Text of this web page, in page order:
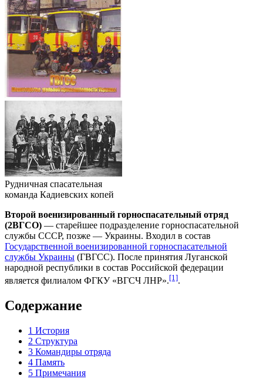
Рудничная спасательная
команда Кадиевских копей
Второй военизированный горноспасательный отряд
(2ВГСО) — старейшее подразделение горноспасательной
службы СССР, позже — Украины. Входил в состав
Государственной военизированной горноспасательной
службы Украины (ГВГСС). После принятия Луганской
народной республики в состав Российской федерации
является филиалом ФГКУ «ВГСЧ ЛНР».[1].
Содержание
1 История
2 Структура
3 Командиры отряда
4 Память
5 Примечания